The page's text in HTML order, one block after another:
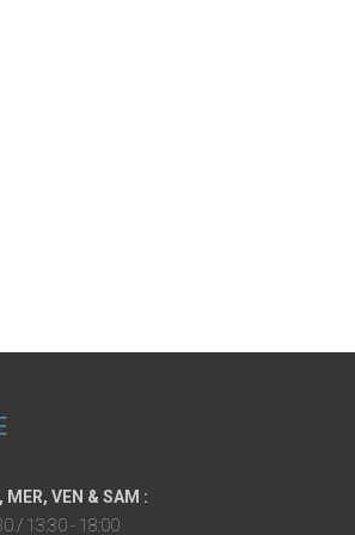
MER, VEN & SAM :
/ 13:30 - 18:00